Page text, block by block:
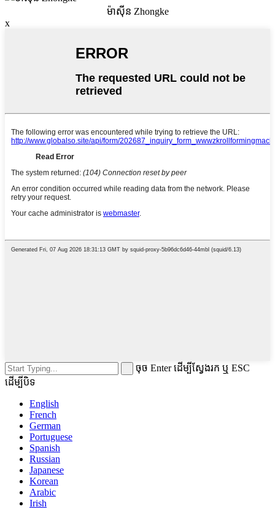
ម៉ាស៊ីន Zhongke
x
ចុច Enter ដើម្បីស្វែងរក ឬ ESC
ដើម្បីបិទ
English
French
German
Portuguese
Spanish
Russian
Japanese
Korean
Arabic
Irish